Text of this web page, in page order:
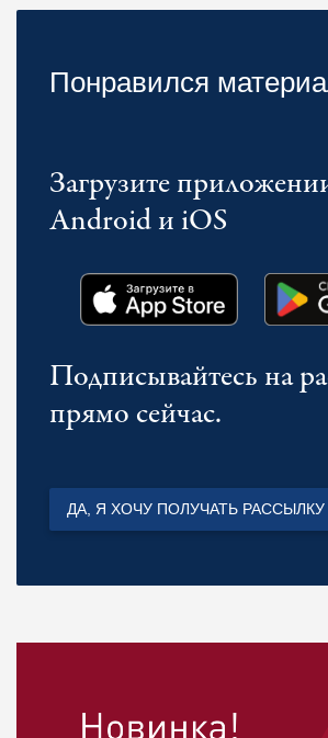
Понравился
Загрузите
Android и iOS
Подписывайтесь на
прямо сейчас.
ДА, Я ХОЧУ ПОЛУЧАТЬ РАССЫЛКУ